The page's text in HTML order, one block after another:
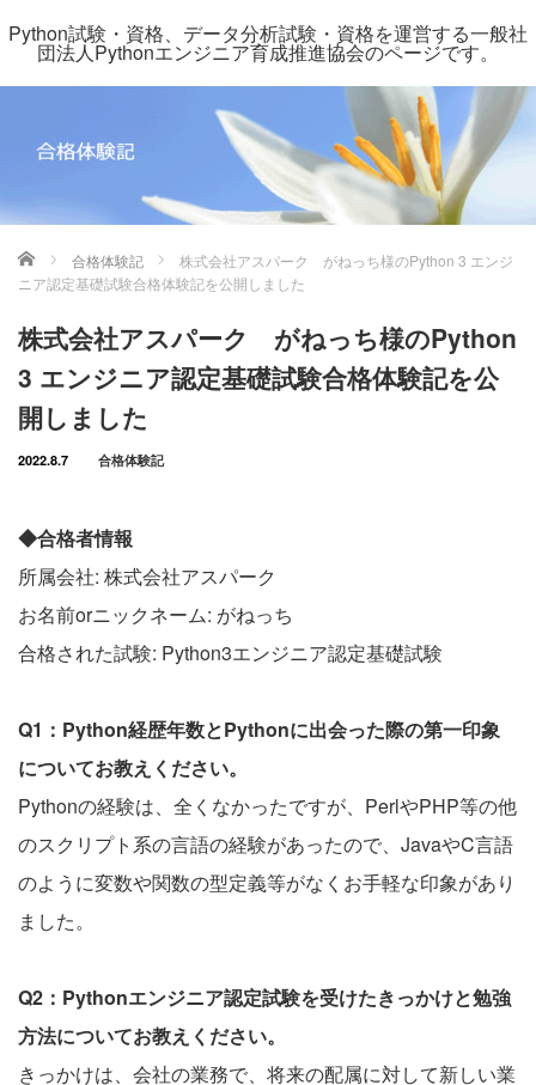
Python試験・資格、データ分析試験・資格を運営する一般社
団法人Pythonエンジニア育成推進協会のページです。
ホーム 合格体験記
株式会社アスパーク がねっち様のPython 3 エンジ
ニア認定基礎試験合格体験記を公開しました
株式会社アスパーク がねっち様のPython
3 エンジニア認定基礎試験合格体験記を公
開しました
2022.8.7 合格体験記
◆合格者情報
所属会社: 株式会社アスパーク
お名前orニックネーム: がねっち
合格された試験: Python3エンジニア認定基礎試験
Q1：Python経歴年数とPythonに出会った際の第一印象
についてお教えください。
Pythonの経験は、全くなかったですが、PerlやPHP等の他
のスクリプト系の言語の経験があったので、JavaやC言語
のように変数や関数の型定義等がなくお手軽な印象があり
ました。
Q2：Pythonエンジニア認定試験を受けたきっかけと勉強
方法についてお教えください。
きっかけは、会社の業務で、将来の配属に対して新しい業